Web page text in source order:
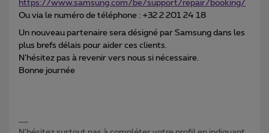
https://www.samsung.com/be/support/repair/booking/
Ou via le numéro de téléphone : +32 2 201 24 18
Un nouveau partenaire sera désigné par Samsung dans les
plus brefs délais pour aider ces clients.
N’hésitez pas à revenir vers nous si nécessaire.
Bonne journée